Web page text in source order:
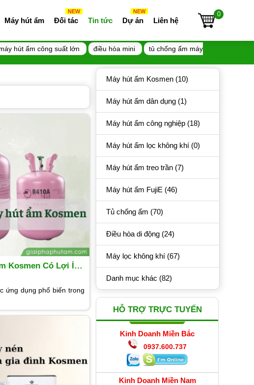
Máy hút ẩm Đối tác
NEW
Tin tức Dự án
NEW
Liên hệ
0
hút ẩm công suất lớn điều hòa mini
tủ chống ẩm máy
Máy hút ẩm Kosmen (10)
Máy hút ẩm dân dụng (1)
Máy hút ẩm công nghiệp (18)
Máy hút ẩm lọc không khí (0)
Máy hút ẩm treo trần (7)
Máy hút ẩm FujiE (46)
Tủ chống ẩm (70)
Điều hòa di động (24)
Máy lọc không khí (67)
Danh mục khác (82)
HỖ TRỢ TRỰC TUYẾN
Kinh Doanh Miền Bắc
0937.600.737
Kinh Doanh Miền Nam
Kosmen Có Lợi Ích
ứng dụng phổ biến trong